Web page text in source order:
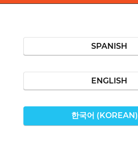
SPANISH
ENGLISH
한국어 (KOREAN)